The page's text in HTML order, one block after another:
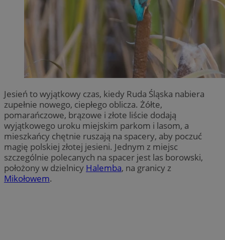
Jesień to wyjątkowy czas, kiedy Ruda Śląska nabiera
zupełnie nowego, ciepłego oblicza. Żółte,
pomarańczowe, brązowe i złote liście dodają
wyjątkowego uroku miejskim parkom i lasom, a
mieszkańcy chętnie ruszają na spacery, aby poczuć
magię polskiej złotej jesieni. Jednym z miejsc
szczególnie polecanych na spacer jest las borowski,
położony w dzielnicy Halemba, na granicy z
Mikołowem.